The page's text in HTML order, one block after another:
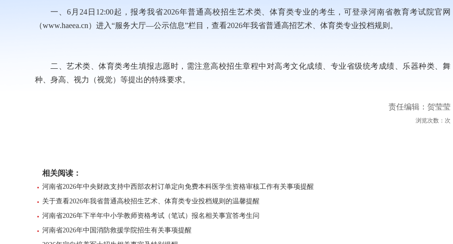
一、6月24日12:00起，报考我省2026年普通高校招生艺术类、体育类专业的考生，可登录河南省教育考试院官网
（www.haeea.cn）进入“服务大厅—公示信息”栏目，查看2026年我省普通高招艺术、体育类专业投档规则。
二、艺术类、体育类考生填报志愿时，需注意高校招生章程中对高考文化成绩、专业省级统考成绩、乐器种类、舞
种、身高、视力（视觉）等提出的特殊要求。
责任编辑：贺莹莹
浏览次数： 次
相关阅读：
河南省2026年中央财政支持中西部农村订单定向免费本科医学生资格审核工作有关事项提醒
关于查看2026年我省普通高校招生艺术、体育类专业投档规则的温馨提醒
河南省2026年下半年中小学教师资格考试（笔试）报名相关事宜答考生问
河南省2026年中国消防救援学院招生有关事项提醒